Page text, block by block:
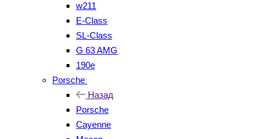
w211
E-Class
SL-Class
G 63 AMG
190e
Porsche
Назад
Porsche
Cayenne